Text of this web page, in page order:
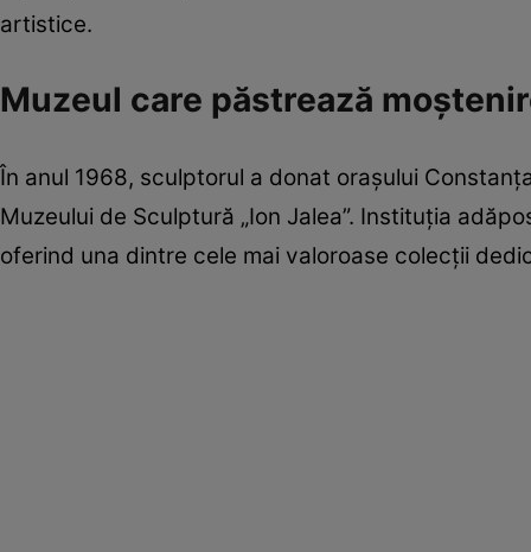
artistice.
Muzeul care păstrează
În anul 1968, sculptorul a donat orașului
Muzeului de Sculptură „Ion Jalea”. Instituția
oferind una dintre cele mai valoroase colecții